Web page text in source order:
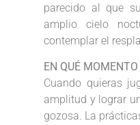
parecido al que
amplio cielo
contemplar el
EN QUÉ
Cuando quieras
amplitud y lograr
gozosa. La